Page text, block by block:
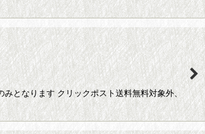
となります クリックポスト送料無料対象外、